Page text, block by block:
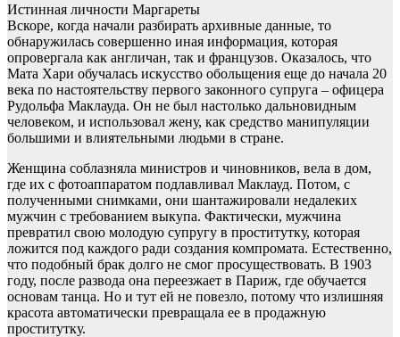
Истинная личности Маргареты
Вскоре, когда начали разбирать архивные данные, то
обнаружилась совершенно иная информация, которая
опровергала как англичан, так и французов. Оказалось, что
Мата Хари обучалась искусство обольщения еще до начала 20
века по настоятельству первого законного супруга – офицера
Рудольфа Маклауда. Он не был настолько дальновидным
человеком, и использовал жену, как средство манипуляции
большими и влиятельными людьми в стране.
Женщина соблазняла министров и чиновников, вела в дом,
где их с фотоаппаратом подлавливал Маклауд. Потом, с
полученными снимками, они шантажировали недалеких
мужчин с требованием выкупа. Фактически, мужчина
превратил свою молодую супругу в проститутку, которая
ложится под каждого ради создания компромата. Естественно,
что подобный брак долго не смог просуществовать. В 1903
году, после развода она переезжает в Париж, где обучается
основам танца. Но и тут ей не повезло, потому что излишняя
красота автоматически превращала ее в продажную
проститутку.